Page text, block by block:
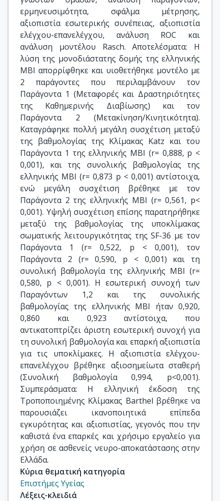
ερμηνευσιμότητα, σφάλμα μέτρησης,
αξιοπιστία εσωτερικής συνέπειας, αξιοπιστία
ελέγχου-επανελέγχου, ανάλυση ROC και
ανάλυση μοντέλου Rasch. Αποτελέσματα: Η
λύση της μονοδιάστατης δομής της ελληνικής
MBI απορρίφθηκε και υιοθετήθηκε μοντέλο με
2 παράγοντες που περιλαμβάνουν τον
Παράγοντα 1 (Μεταφορές και Δραστηριότητες
της Καθημερινής Διαβίωσης) και τον
Παράγοντα 2 (Μετακίνηση/Κινητικότητα).
Καταγράφηκε πολλή μεγάλη συσχέτιση μεταξύ
της βαθμολογίας της Κλίμακας Katz και του
Παράγοντα 1 της ελληνικής MBI (r= 0,888, p <
0,001), και της συνολικής βαθμολογίας της
ελληνικής MBI (r= 0,873 p < 0,001) αντίστοιχα,
ενώ μεγάλη συσχέτιση βρέθηκε με τον
Παράγοντα 2 της ελληνικής MBI (r= 0,561, p<
0,001). Υψηλή συσχέτιση επίσης παρατηρήθηκε
μεταξύ της βαθμολογίας της υποκλίμακας
σωματικής λειτουργικότητας της SF-36 με τον
Παράγοντα 1 (r= 0,522, p < 0,001), τον
Παράγοντα 2 (r= 0,590, p < 0,001) και τη
συνολική βαθμολογία της ελληνικής MBI (r=
0,580, p < 0,001). Η εσωτερική συνοχή των
Παραγόντων 1,2 και της συνολικής
βαθμολογίας της ελληνικής MBI ήταν 0,920,
0,860 και 0,923 αντίστοιχα, που
αντικατοπτρίζει άριστη εσωτερική συνοχή για
τη συνολική βαθμολογία και επαρκή αξιοπιστία
για τις υποκλίμακες. Η αξιοπιστία ελέγχου-
επανελέγχου βρέθηκε αξιοσημείωτα σταθερή
(Συνολική βαθμολογία 0,994, p<0,001).
Συμπεράσματα: Η ελληνική έκδοση της
Τροποποιημένης Κλίμακας Barthel βρέθηκε να
παρουσιάζει ικανοποιητικά επίπεδα
εγκυρότητας και αξιοπιστίας, γεγονός που την
καθιστά ένα επαρκές και χρήσιμο εργαλείο για
χρήση σε ασθενείς νευρο-αποκατάστασης στην
Ελλάδα.
Κύρια θεματική κατηγορία
Επιστήμες Υγείας
Λέξεις-κλειδιά